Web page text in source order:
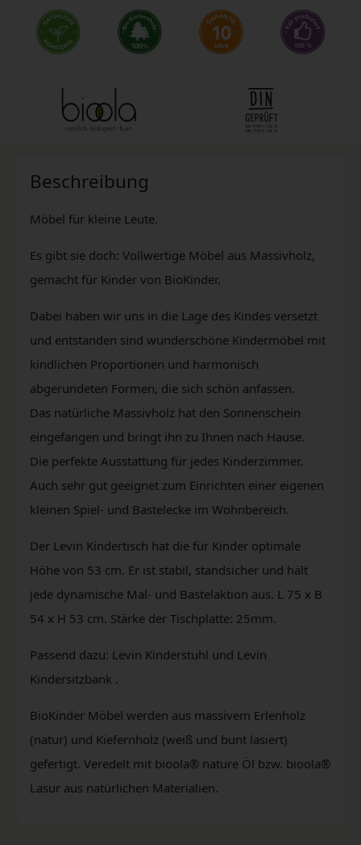
Beschreibung
Möbel für kleine Leute.
Es gibt sie doch: Vollwertige Möbel aus Massivholz,
gemacht für Kinder von BioKinder.
Dabei haben wir uns in die Lage des Kindes versetzt
und entstanden sind wunderschöne Kindermöbel mit
kindlichen Proportionen und harmonisch
abgerundeten Formen, die sich schön anfassen.
Das natürliche Massivholz hat den Sonnenschein
eingefangen und bringt ihn zu Ihnen nach Hause.
Die perfekte Ausstattung für jedes Kinderzimmer.
Auch sehr gut geeignet zum Einrichten einer eigenen
kleinen Spiel- und Bastelecke im Wohnbereich.
Der Levin Kindertisch hat die für Kinder optimale
Höhe von 53 cm. Er ist stabil, standsicher und hält
jede dynamische Mal- und Bastelaktion aus. L 75 x B
54 x H 53 cm. Stärke der Tischplatte: 25mm.
Passend dazu: Levin Kinderstuhl und Levin
Kindersitzbank .
BioKinder Möbel werden aus massivem Erlenholz
(natur) und Kiefernholz (weiß und bunt lasiert)
gefertigt. Veredelt mit bioola® nature Öl bzw. bioola®
Lasur aus natürlichen Materialien.